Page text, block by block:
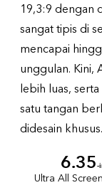
19,3:9 dengan
sangat tipis di
mencapai
unggulan. Kini,
lebih luas,
satu tangan
didesain khusus.
6.35-
Ultra All